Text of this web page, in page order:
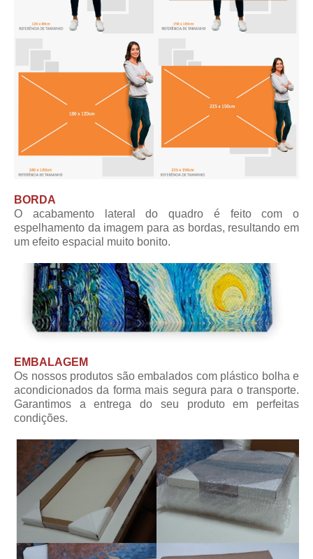
BORDA
O acabamento lateral do quadro é feito com o
espelhamento da imagem para as bordas, resultando em
um efeito espacial muito bonito.
EMBALAGEM
Os nossos produtos são embalados com plástico bolha e
acondicionados da forma mais segura para o transporte.
Garantimos a entrega do seu produto em perfeitas
condições.